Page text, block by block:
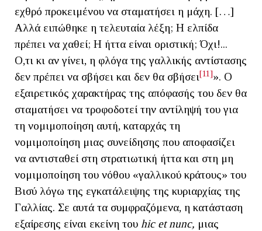
εχθρό προκειμένου να σταματήσει η μάχη. […]
Αλλά ειπώθηκε η τελευταία λέξη; Η ελπίδα
πρέπει να χαθεί; Η ήττα είναι οριστική; Όχι!...
Ο,τι κι αν γίνει, η φλόγα της γαλλικής αντίστασης
δεν πρέπει να σβήσει και δεν θα σβήσει[11]». Ο
εξαιρετικός χαρακτήρας της απόφασής του δεν θα
σταματήσει να τροφοδοτεί την αντίληψή του για
τη νομιμοποίηση αυτή, καταρχάς τη
νομιμοποίηση μιας συνείδησης που αποφασίζει
να αντισταθεί στη στρατιωτική ήττα και στη μη
νομιμοποίηση του νόθου «γαλλικού κράτους» του
Βισύ λόγω της εγκατάλειψης της κυριαρχίας της
Γαλλίας. Σε αυτά τα συμφραζόμενα, η κατάσταση
εξαίρεσης είναι εκείνη του hic et nunc, μιας